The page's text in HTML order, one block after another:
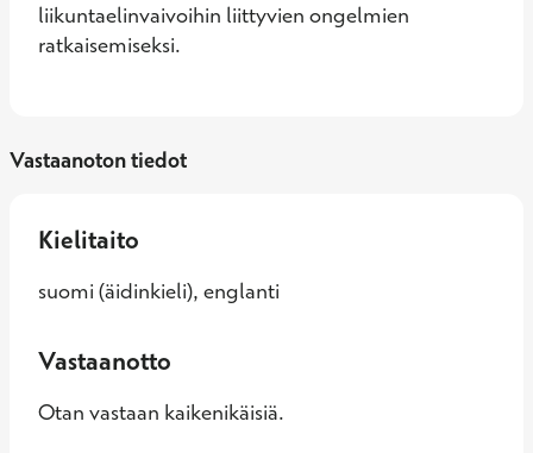
liikuntaelinvaivoihin liittyvien ongelmien
ratkaisemiseksi.
Vastaanoton tiedot
Kielitaito
suomi (äidinkieli), englanti
Vastaanotto
Otan vastaan kaikenikäisiä.